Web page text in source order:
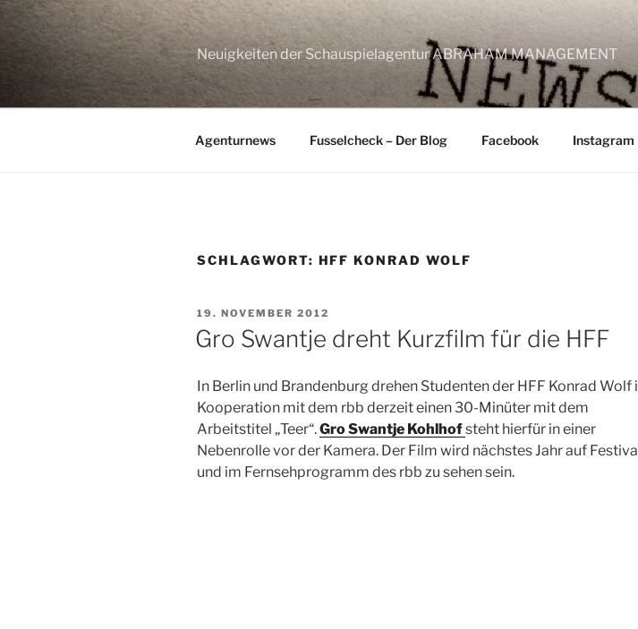
Zum
Inhalt
springen
Neuigkeiten der Schauspielagentur ABRAHAM MANAGEMENT
Agenturnews Fusselcheck – Der Blog Facebook Instagram
SCHLAGWORT: HFF KONRAD WOLF
VERÖFFENTLICHT
AM
19. NOVEMBER 2012
Gro Swantje dreht Kurzfilm für die HFF
In Berlin und Brandenburg drehen Studenten der HFF Konrad Wolf
Kooperation mit dem rbb derzeit einen 30-Minüter mit dem
Arbeitstitel „Teer“.Gro Swantje Kohlhofsteht hierfür in einer
Nebenrolle vor der Kamera. Der Film wird nächstes Jahr auf
und im Fernsehprogramm des rbb zu sehen sein.